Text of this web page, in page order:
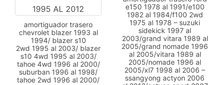
amortiguador trasero
chevrolet blazer 1993 al
1994/ blazer s10
2wd 1995 al 2003/ blazer
s10 4wd 1995 al 2003/
tahoe 4wd 1996 al 2000/
suburban 1996 al 1998/
tahoe 2wd 1996 al 2000/
e150 1978 al 1991/e100
1982 al 1984/f100 2wd
1975 al 1978 – suzuki
sidekick 1997 al
2003/grand vitara 1989 al
2005/grand nomade 1996
al 2005/vitara 1989 al
2005/nomade 1996 al
2005/xl7 1998 al 2006 –
ssangyong actyon 2006